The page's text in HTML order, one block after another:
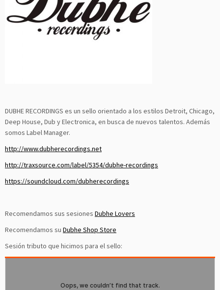
DUBHE RECORDINGS es un sello orientado a los estilos Detroit, Chicago,
Deep House, Dub y Electronica, en busca de nuevos talentos. Además
somos Label Manager.
http://www.dubherecordings.net
http://traxsource.com/label/5354/dubhe-recordings
https://soundcloud.com/dubherecordings
Recomendamos sus sesiones Dubhe Lovers
Recomendamos su Dubhe Shop Store
Sesión tributo que hicimos para el sello: